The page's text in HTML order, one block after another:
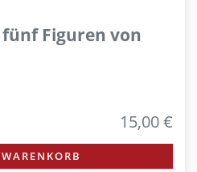
Figuren von
15,00 €